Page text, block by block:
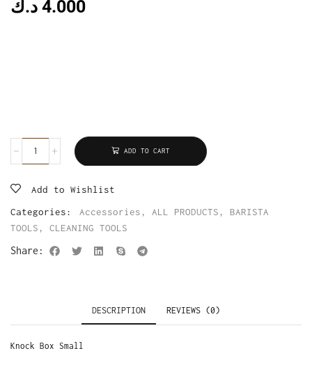
4.000 د.ك
ADD TO CART
Add to Wishlist
Categories:
Accessories , ALL PRODUCTS , BARISTA
TOOLS , CLEANING TOOLS
Share:
DESCRIPTION REVIEWS (0)
Knock Box Small